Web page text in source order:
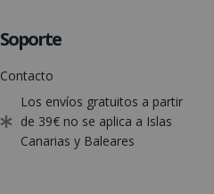
Soporte
Contacto
Los envíos gratuitos a partir
de 39€ no se aplica a Islas
Canarias y Baleares